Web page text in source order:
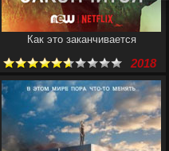
Как это заканчивается
2018